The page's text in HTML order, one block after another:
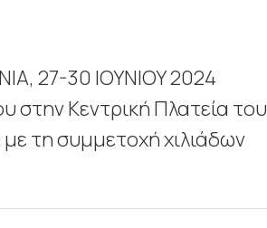
27-30 ΙΟΥΝΙΟΥ 2024
στην Κεντρική Πλατεία του
τη συμμετοχή χιλιάδων